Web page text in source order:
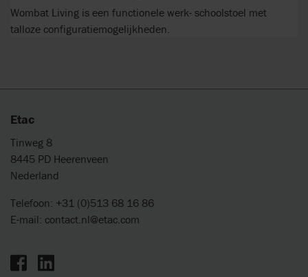
Wombat Living is een functionele werk- schoolstoel met
talloze configuratiemogelijkheden.
Etac
Tinweg 8
8445 PD Heerenveen
Nederland
Telefoon: +31 (0)513 68 16 86
E-mail: contact.nl@etac.com